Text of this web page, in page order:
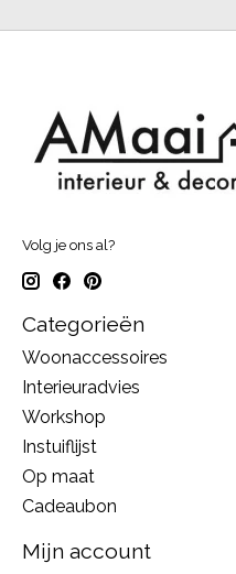
Volg je ons al?
Categorieën
Woonaccessoires
Interieuradvies
Workshop
Instuiflijst
Op maat
Cadeaubon
Mijn account